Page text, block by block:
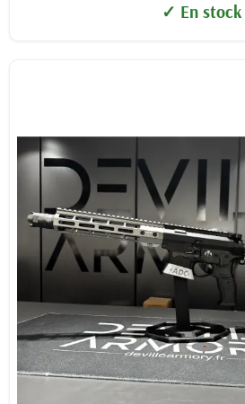
✓ En stock